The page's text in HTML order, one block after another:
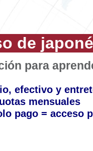
de
para
efectivo y
mensuales
pago = acceso